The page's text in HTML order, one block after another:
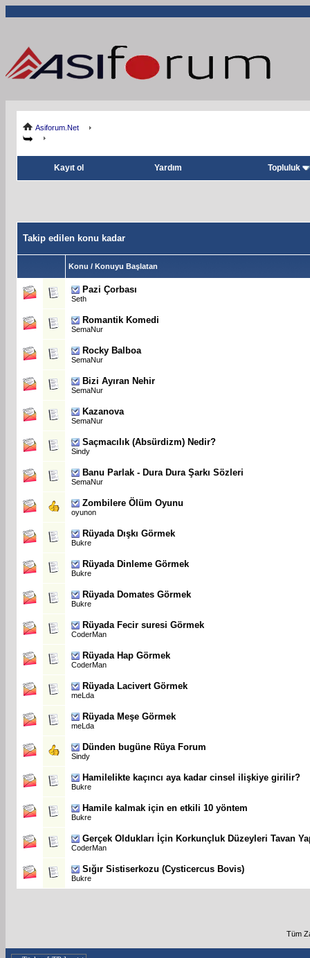
Asiforum.Net
Kayıt ol Yardım Topluluk
Takip edilen konu kadar
Konu / Konuyu Başlatan
Pazi Çorbası
Seth
Romantik Komedi
SemaNur
Rocky Balboa
SemaNur
Bizi Ayıran Nehir
SemaNur
Kazanova
SemaNur
Saçmacılık (Absürdizm) Nedir?
Sindy
Banu Parlak - Dura Dura Şarkı Sözleri
SemaNur
Zombilere Ölüm Oyunu
oyunon
Rüyada Dışkı Görmek
Bukre
Rüyada Dinleme Görmek
Bukre
Rüyada Domates Görmek
Bukre
Rüyada Fecir suresi Görmek
CoderMan
Rüyada Hap Görmek
CoderMan
Rüyada Lacivert Görmek
meLda
Rüyada Meşe Görmek
meLda
Dünden bugüne Rüya Forum
Sindy
Hamilelikte kaçıncı aya kadar cinsel ilişkiye girilir?
Bukre
Hamile kalmak için en etkili 10 yöntem
Bukre
Gerçek Oldukları İçin Korkunçluk Düzeyleri Tavan
CoderMan
Sığır Sistiserkozu (Cysticercus Bovis)
Bukre
Tüm